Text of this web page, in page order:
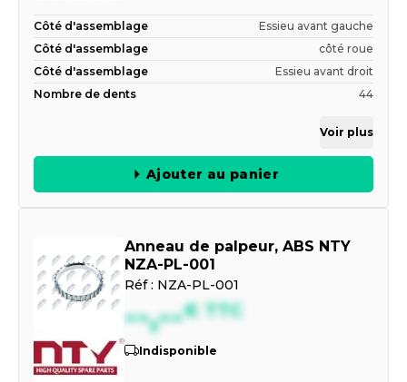
Côté d'assemblage
Essieu avant gauche
Côté d'assemblage
côté roue
Côté d'assemblage
Essieu avant droit
Nombre de dents
44
Voir plus
Ajouter au panier
Anneau de palpeur, ABS NTY
NZA-PL-001
Réf : NZA-PL-001
--,--€ TTC
Indisponible